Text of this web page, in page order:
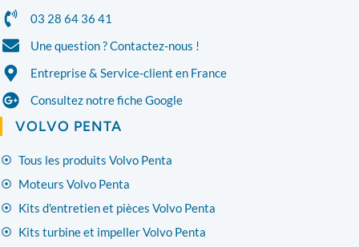
03 28 64 36 41
Une question ? Contactez-nous !
Entreprise & Service-client en France
Consultez notre fiche Google
VOLVO PENTA
Tous les produits Volvo Penta
Moteurs Volvo Penta
Kits d'entretien et pièces Volvo Penta
Kits turbine et impeller Volvo Penta